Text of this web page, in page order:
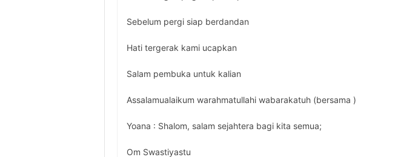
Sebelum pergi siap berdandan
Hati tergerak kami ucapkan
Salam pembuka untuk kalian
Assalamualaikum warahmatullahi wabarakatuh (bersama )
Yoana : Shalom, salam sejahtera bagi kita semua;
Om Swastiyastu